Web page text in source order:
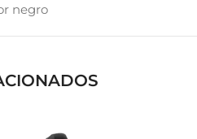
negro